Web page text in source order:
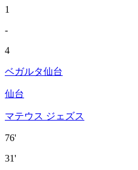
1
-
4
ベガルタ仙台
仙台
マテウス ジェズス
76'
31'